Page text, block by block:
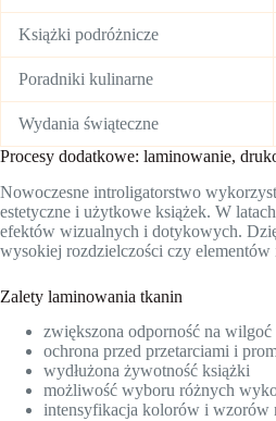
Książki podróżnicze
Poradniki kulinarne
Wydania świąteczne
Procesy dodatkowe: laminowanie,
Nowoczesne introligatorstwo
estetyczne i użytkowe książek. W
efektów wizualnych i dotykowych.
wysokiej rozdzielczości czy
Zalety laminowania tkanin
zwiększona odporność na wilgoć
ochrona przed przetarciami i
wydłużona żywotność książki
możliwość wyboru różnych
intensyfikacja kolorów i wzorów